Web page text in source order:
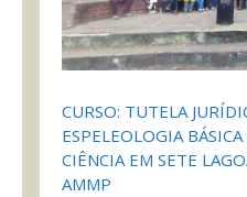
CURSO: TUTELA
ESPELEOLOGIA
CIÊNCIA EM SETE
AMMP